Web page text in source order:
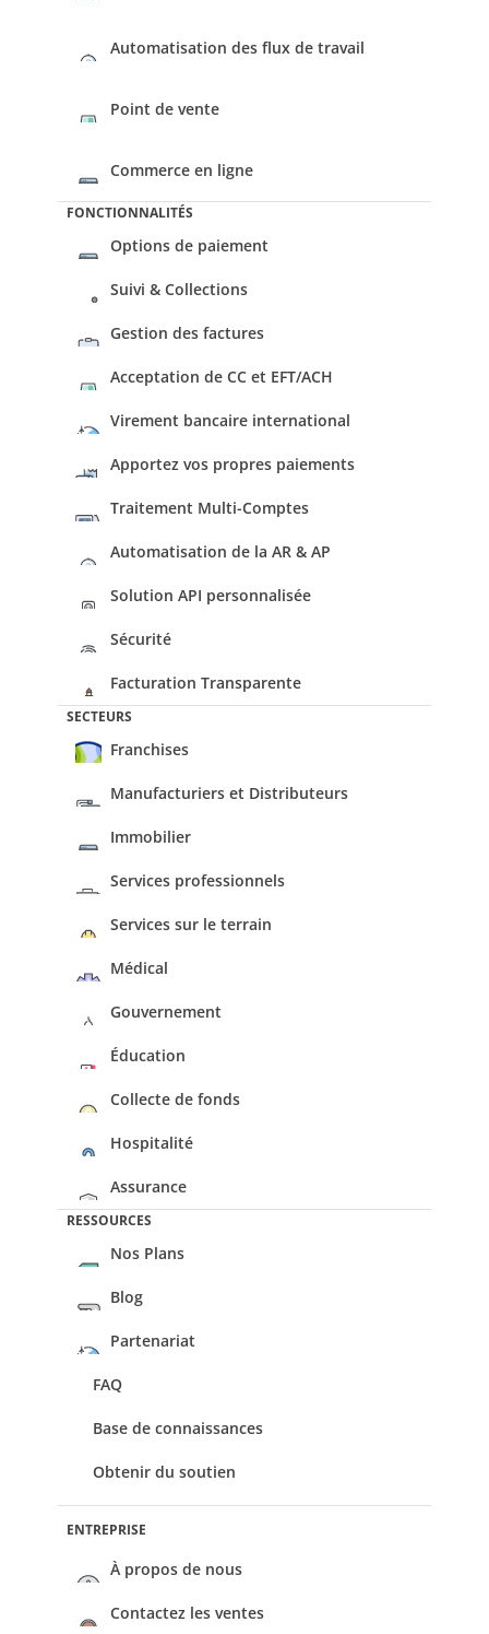
Automatisation des flux de travail
Commerce en ligne
FONCTIONNALITÉS
Options de paiement
Suivi & Collections
Gestion des factures
Acceptation de CC et EFT/ACH
Virement bancaire international
Apportez vos propres paiements
Traitement Multi-Comptes
Automatisation de la AR & AP
Solution API personnalisée
Sécurité
Facturation Transparente
RESSOURCES
Blog
Partenariat
Nos Plans
FAQ
Base de connaissances
Obtenir du soutien
ENTREPRISE
À propos de nous
Contactez les ventes
SECTEURS
Franchises
Manufacturiers et Distributeurs
Immobilier
Services professionnels
Services sur le terrain
Médical
Gouvernement
Éducation
Collecte de fonds
Hospitalité
Assurance